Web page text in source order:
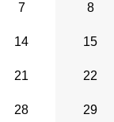
7 8
14 15
21 22
28 29